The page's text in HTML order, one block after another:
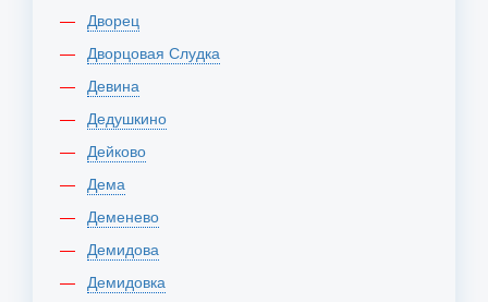
Дворец
Дворцовая Слудка
Девина
Дедушкино
Дейково
Дема
Деменево
Демидова
Демидовка